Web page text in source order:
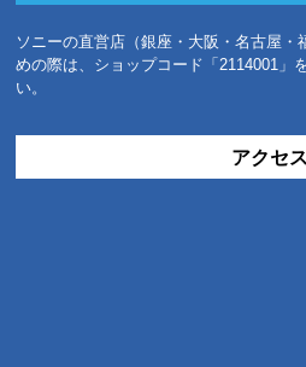
ソニーの直営店（銀座・大阪・名古屋
めの際は、ショップコード「2114001」
い。
アクセス